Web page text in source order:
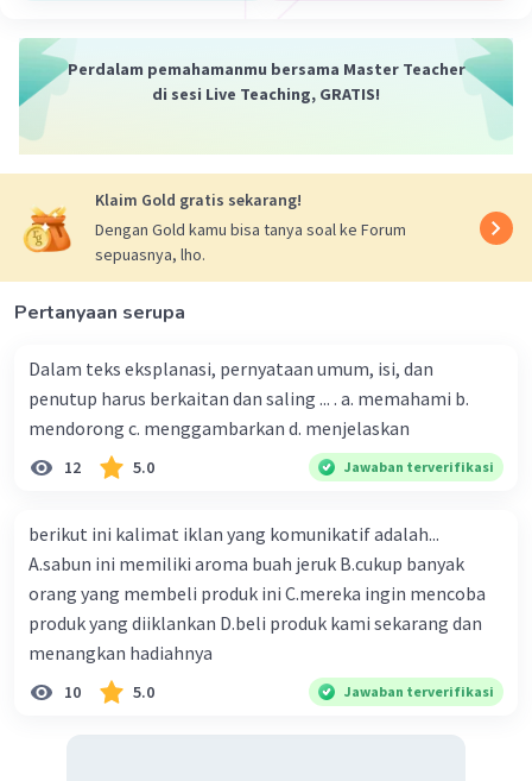
5. **Menggambarkan Pemahaman Anda:** Kesimpulan
seharusnya mencerminkan pemahaman Anda terhadap
subjek atau materi yang sedang dibahas. Ini harus
dengan baik.
6. **Tidak Bersifat Emosional:** Hindari membuat
kesimpulan berdasarkan emosi semata. Cobalah untuk
tetap objektif dan berdasarkan bukti atau data yang
ada.
seharusnya tidak mengandung asumsi berlebihan atau
terlalu banyak menyimpulkan dari data yang terbatas.
Cobalah untuk membatasi kesimpulan pada apa yang
dapat dijamin oleh informasi yang ada.
8. **Mempertimbangkan Alternatif:** Pertimbangkan
kesimpulan akhir. Ini akan membantu memastikan bahwa
Anda telah mempertimbangkan semua aspek yang
Dengan memperhatikan syarat-syarat ini, Anda dapat
membuat kesimpulan yang kuat dan informatif dalam
tulisan atau argumen Anda.
Perdalam pemahamanmu bersama Master Teacher
di sesi Live Teaching, GRATIS!
Klaim Gold gratis sekarang!
Dengan Gold kamu bisa tanya soal ke Forum
sepuasnya, lho.
Pertanyaan serupa
Dalam teks eksplanasi, pernyataan umum, isi, dan
penutup harus berkaitan dan saling ... . a. memahami b.
mendorong c. menggambarkan d. menjelaskan
12 5.0 Jawaban terverifikasi
berikut ini kalimat iklan yang komunikatif adalah...
A.sabun ini memiliki aroma buah jeruk B.cukup banyak
orang yang membeli produk ini C.mereka ingin mencoba
produk yang diiklankan D.beli produk kami sekarang dan
menangkan hadiahnya
10 5.0 Jawaban terverifikasi